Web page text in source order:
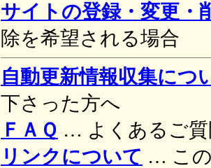
サイトの登録・変更・
除を希望される場合
自動更新情報収集につ
下さった方へ
ＦＡＱ … よくあるご
リンクについて … こ